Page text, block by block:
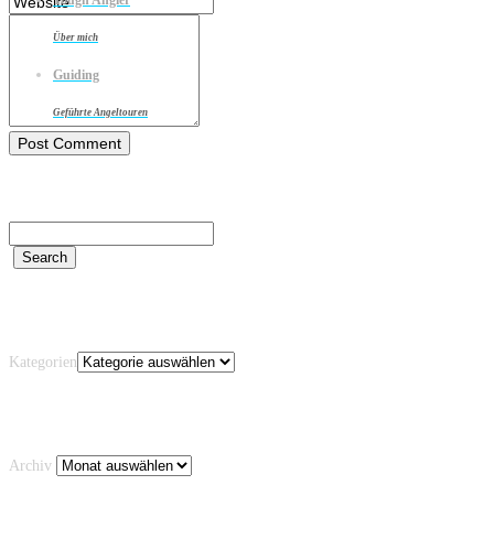
Über mich
Guiding
Geführte Angeltouren
Kategorien
Archiv